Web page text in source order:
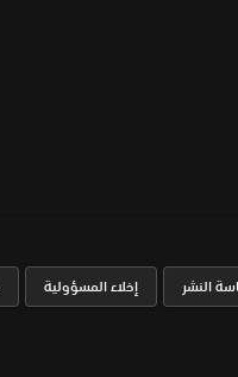
النشر إخلاء المسؤولية